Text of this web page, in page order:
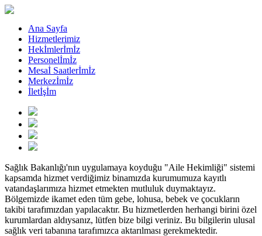
Ana Sayfa
Hizmetlerimiz
Hekİmlerİmİz
Personelİmİz
Mesaİ Saatlerİmİz
Merkezİmİz
İletİşİm
Sağlık Bakanlığı'nın uygulamaya koyduğu "Aile Hekimliği" sistemi
kapsamda hizmet verdiğimiz binamızda kurumumuza kayıtlı
vatandaşlarımıza hizmet etmekten mutluluk duymaktayız.
Bölgemizde ikamet eden tüm gebe, lohusa, bebek ve çocukların
takibi tarafımızdan yapılacaktır. Bu hizmetlerden herhangi birini özel
kurumlardan aldıysanız, lütfen bize bilgi veriniz. Bu bilgilerin ulusal
sağlık veri tabanına tarafımızca aktarılması gerekmektedir.